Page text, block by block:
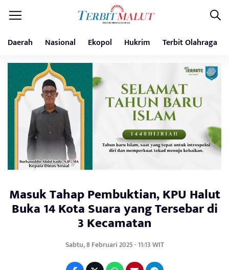
Daerah Nasional Ekopol Hukrim Terbit Olahraga
Masuk Tahap Pembuktian, KPU Halut
Buka 14 Kota Suara yang Tersebar di
3 Kecamatan
Sabtu, 8 Februari 2025 - 11:13 WIT